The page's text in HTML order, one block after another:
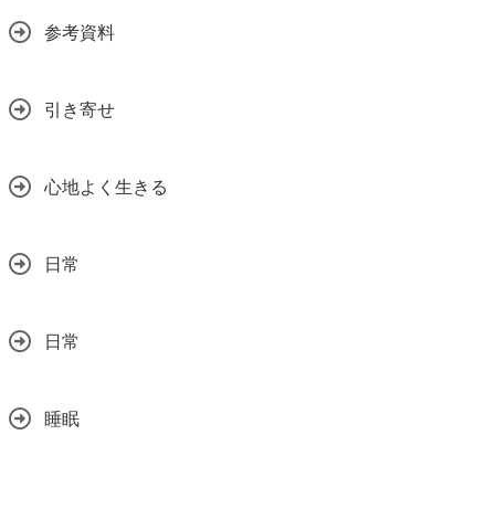
参考資料
引き寄せ
心地よく生きる
日常
日常
睡眠